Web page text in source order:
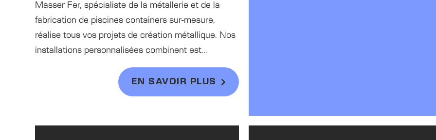
Masser Fer, spécialiste de la métallerie et de la
fabrication de piscines containers sur-mesure,
réalise tous vos projets de création métallique. Nos
installations personnalisées combinent est...
EN SAVOIR PLUS